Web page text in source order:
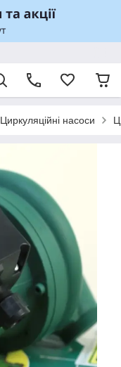
Циркуляційні насоси